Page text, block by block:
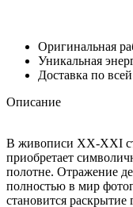
Оригинальная
Уникальная
Доставка по
Описание
В живописи ХХ-XXI
приобретает
полотне. Отражение
полностью в мир
становится